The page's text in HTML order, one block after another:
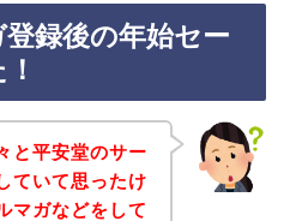
録後の年始セー
と平安堂のサー
ていて思ったけ
マガなどをして